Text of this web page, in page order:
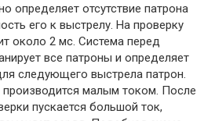
определяет отсутствие патрона
его к выстрелу. На проверку
около 2 мс. Система перед
все патроны и определяет
следующего выстрела патрон.
производится малым током. После
пускается большой ток,